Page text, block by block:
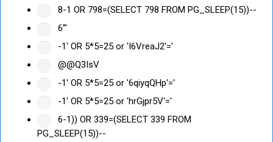
8-1 OR 798=(SELECT 798 FROM PG_SLEEP(15))--
6'"
-1' OR 5*5=25 or 'I6VreaJ2'='
@@Q3IsV
-1' OR 5*5=25 or '6qiyqQHp'='
-1' OR 5*5=25 or 'hrGjpr5V'='
6-1)) OR 339=(SELECT 339 FROM
PG_SLEEP(15))--